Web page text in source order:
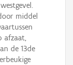
middel
afzaat,
de 13de